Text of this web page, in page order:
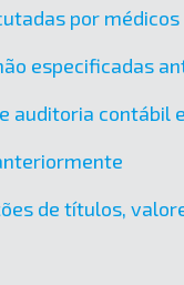
por
especificadas
auditoria contábil
de títulos,